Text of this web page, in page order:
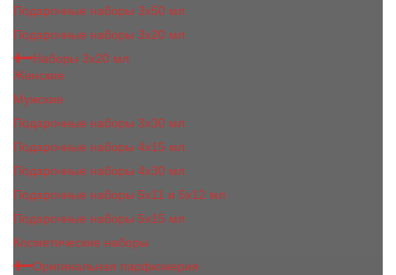
Подарочные наборы 3x50 мл
Подарочные наборы 3x20 мл
Наборы 3х20 мл
Женские
Мужские
Подарочные наборы 3х30 мл
Подарочные наборы 4x15 мл
Подарочные наборы 4x30 мл
Подарочные наборы 5x11 и 5х12 мл
Подарочные наборы 5x15 мл
Косметические наборы
Оригинальная парфюмерия